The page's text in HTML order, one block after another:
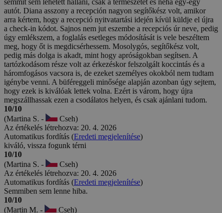
autót. Diana asszony a recepción nagyon segítőkész volt, amikor
arra kértem, hogy a recepció nyitvatartási idején kívül küldje el újra
a check-in kódot. Sajnos nem jut eszembe a recepciós úr neve, pedig
úgy emlékszem, a foglalás esetleges módosítását is vele beszéltem
meg, hogy őt is megdicsérhessem. Mosolygós, segítőkész volt,
pedig más dolga is akadt, mint hogy apróságokban segítsen. A
tartózkodásom része volt az érkezéskor felszolgált koccintás és a
háromfogásos vacsora is, de ezeket személyes okokból nem tudtam
igénybe venni. A büféreggeli minősége alapján azonban úgy sejtem,
hogy ezek is kiválóak lettek volna. Ezért is várom, hogy újra
megszállhassak ezen a csodálatos helyen, és csak ajánlani tudom.
10/10
(Martina S. -
Cseh)
Az értékelés létrehozva: 20. 4. 2026
Automatikus fordítás (Eredeti megjelenítése)
kiváló, vissza fogunk térni
10/10
(Martina S. -
Cseh)
Az értékelés létrehozva: 20. 4. 2026
Automatikus fordítás (Eredeti megjelenítése)
Semmiben sem lenne hiba.
10/10
(Martin M. -
Cseh)